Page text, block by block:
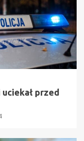
przed